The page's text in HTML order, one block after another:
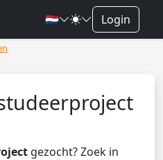
🇳🇱 Login
gezocht? Zoek in